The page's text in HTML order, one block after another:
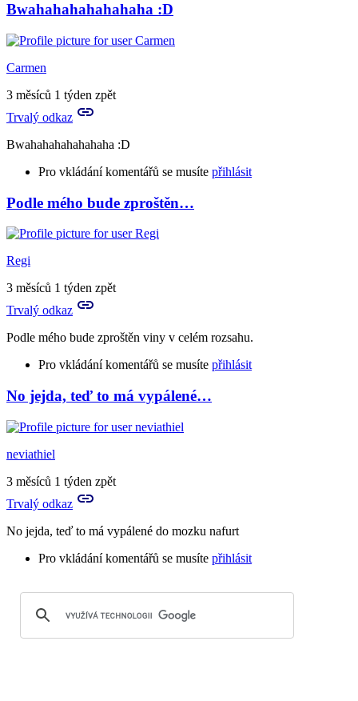
Bwahahahahahahaha :D
Carmen
3 měsíců 1 týden zpět
Trvalý odkaz
Bwahahahahahahaha :D
Pro vkládání komentářů se musíte přihlásit
Podle mého bude zproštěn…
Regi
3 měsíců 1 týden zpět
Trvalý odkaz
Podle mého bude zproštěn viny v celém rozsahu.
Pro vkládání komentářů se musíte přihlásit
No jejda, teď to má vypálené…
neviathiel
3 měsíců 1 týden zpět
Trvalý odkaz
No jejda, teď to má vypálené do mozku nafurt
Pro vkládání komentářů se musíte přihlásit